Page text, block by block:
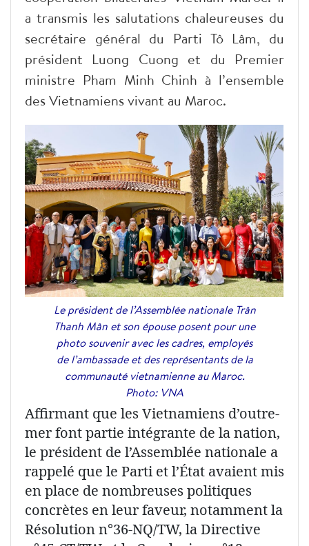
a transmis les salutations chaleureuses du
secrétaire général du Parti Tô Lâm, du
président Luong Cuong et du Premier
ministre Pham Minh Chinh à l’ensemble
des Vietnamiens vivant au Maroc.
Le président de l’Assemblée nationale Trân
Thanh Mân et son épouse posent pour une
photo souvenir avec les cadres, employés
de l’ambassade et des représentants de la
communauté vietnamienne au Maroc.
Photo: VNA
Affirmant que les Vietnamiens d’outre-
mer font partie intégrante de la nation,
le président de l’Assemblée nationale a
rappelé que le Parti et l’État avaient mis
en place de nombreuses politiques
concrètes en leur faveur, notamment la
Résolution n°36-NQ/TW, la Directive